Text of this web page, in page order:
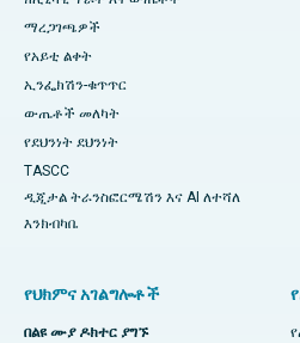
ማረጋገጫዎች
የአይቲ ልቀት
ኢንፌክሽን-ቁጥጥር
ውጤቶች መለካት
የደህንነት ደህንነት
TASCC
ዲጂታል ትራንስፎርሜሽን እና AI ለተሻለ
እንክብካቤ
የህክምና አገልግሎቶች
በልዩ ሙያ ዶክተር ያግኙ